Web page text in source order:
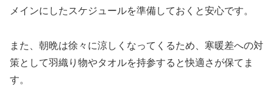
メインにしたスケジュールを準備しておくと安心です。
また、朝晩は徐々に涼しくなってくるため、寒暖差への対
策として羽織り物やタオルを持参すると快適さが保てま
す。